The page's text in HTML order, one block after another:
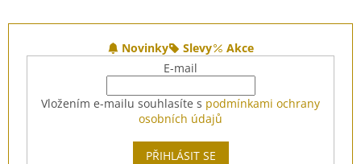
Novinky Slevy
Akce
E-mail
Vložením e-mailu souhlasíte s podmínkami ochrany
osobních údajů
PŘIHLÁSIT SE